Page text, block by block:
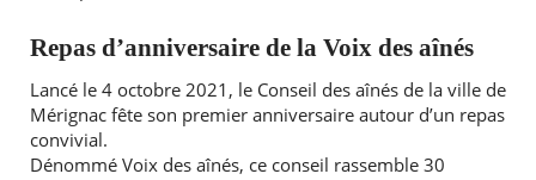
Repas d’anniversaire de la Voix des aînés
Lancé le 4 octobre 2021, le Conseil des aînés de la ville de
Mérignac fête son premier anniversaire autour d’un repas
convivial.
Dénommé Voix des aînés, ce conseil rassemble 30